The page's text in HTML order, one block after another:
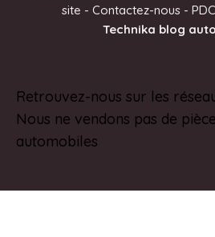
site - Contactez-nous - PDC
Technika blog
Retrouvez-nous sur les
Nous ne vendons pas de
automobiles